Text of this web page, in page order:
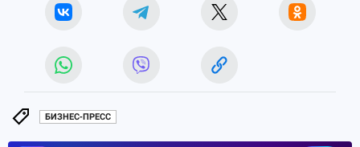
БИЗНЕС-ПРЕСС